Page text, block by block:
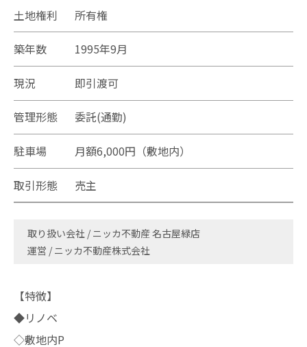
土地権利 所有権
築年数 1995年9月
現況 即引渡可
管理形態 委託(通勤)
駐車場 月額6,000円（敷地内）
取引形態 売主
取り扱い会社 ニッカ不動産 名古屋緑店
運営 / ニッカ不動産株式会社
【特徴】
◆リノベ
◇敷地内P